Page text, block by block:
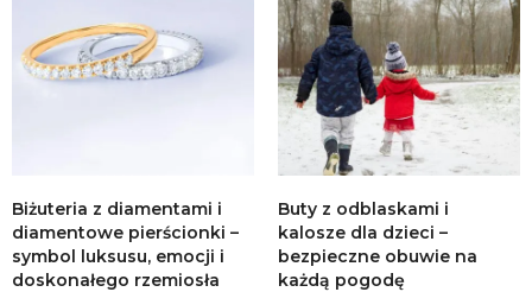
Biżuteria z diamentami i
diamentowe pierścionki –
symbol luksusu, emocji i
doskonałego rzemiosła
Buty z odblaskami i
kalosze dla dzieci –
bezpieczne obuwie na
każdą pogodę